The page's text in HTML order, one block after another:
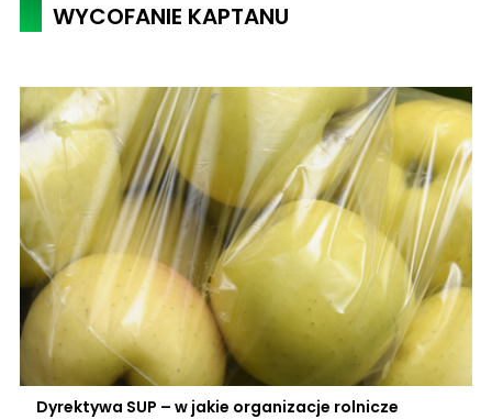
WYCOFANIE KAPTANU
Dyrektywa SUP – w jakie organizacje rolnicze